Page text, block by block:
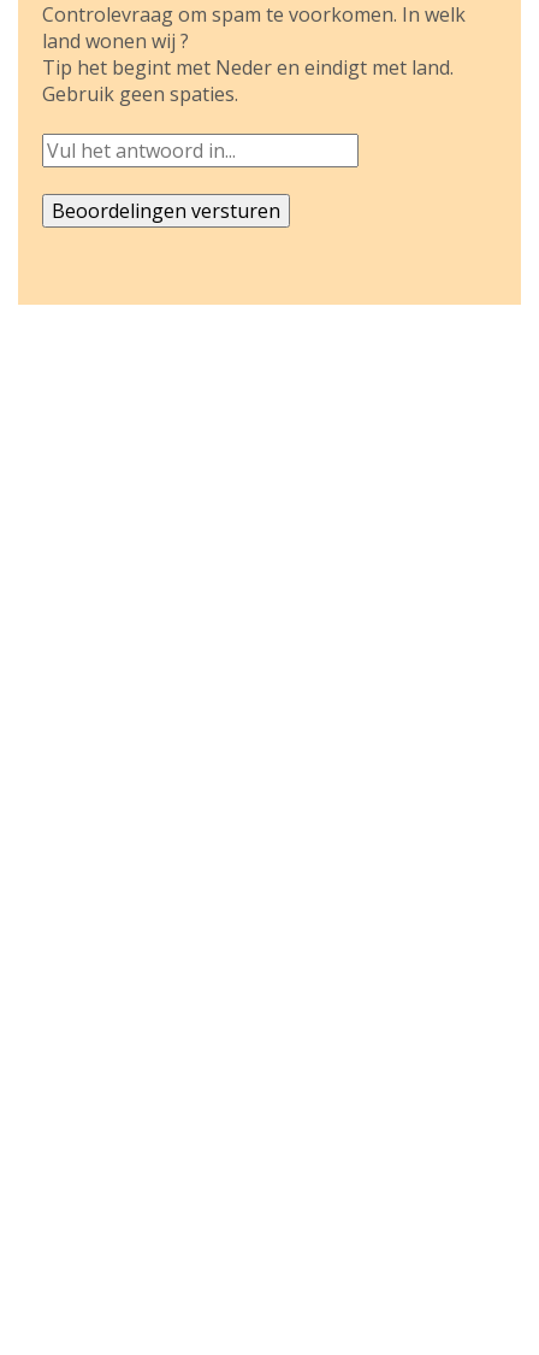
Controlevraag om spam te voorkomen. In welk
land wonen wij ?
Tip het begint met Neder en eindigt met land.
Gebruik geen spaties.